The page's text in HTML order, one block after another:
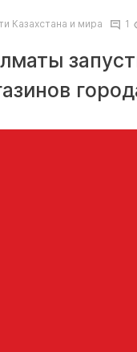
Казахстана и мира 1